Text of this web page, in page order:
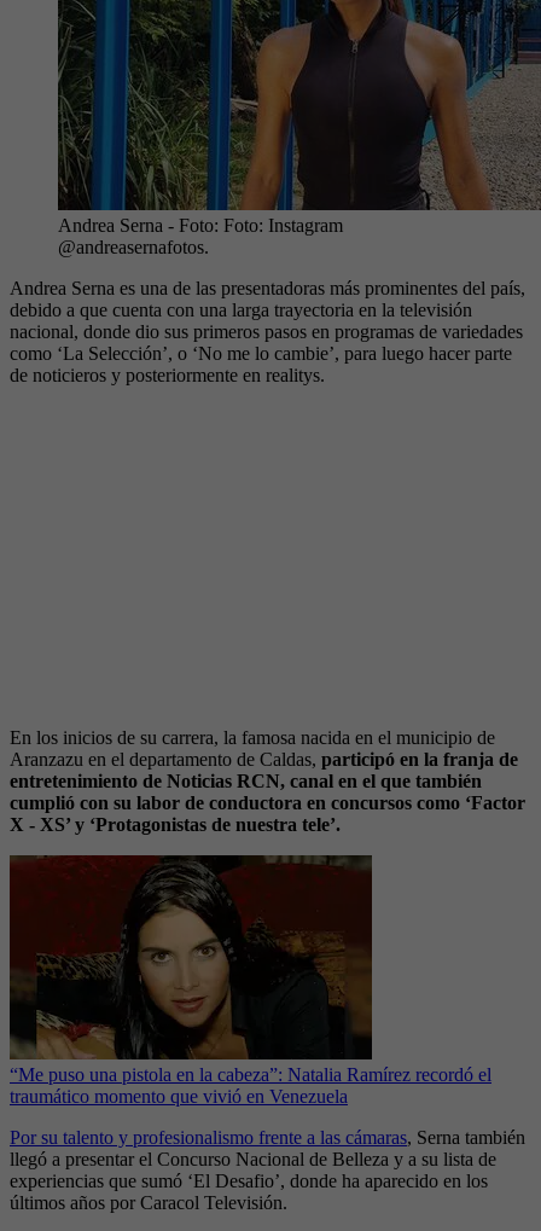
Andrea Serna - Foto: Foto: Instagram
@andreasernafotos.
Andrea Serna es una de las presentadoras más prominentes del país,
debido a que cuenta con una larga trayectoria en la televisión
nacional, donde dio sus primeros pasos en programas de variedades
como ‘La Selección’, o ‘No me lo cambie’, para luego hacer parte
de noticieros y posteriormente en realitys.
En los inicios de su carrera, la famosa nacida en el municipio de
Aranzazu en el departamento de Caldas, participó en la franja de
entretenimiento de Noticias RCN, canal en el que también
cumplió con su labor de conductora en concursos como ‘Factor
X - XS’ y ‘Protagonistas de nuestra tele’.
“Me puso una pistola en la cabeza”: Natalia Ramírez recordó el
traumático momento que vivió en Venezuela
Por su talento y profesionalismo frente a las cámaras, Serna también
llegó a presentar el Concurso Nacional de Belleza y a su lista de
experiencias que sumó ‘El Desafio’, donde ha aparecido en los
últimos años por Caracol Televisión.